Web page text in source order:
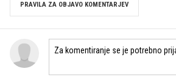
PRAVILA ZA OBJAVO KOMENTARJEV